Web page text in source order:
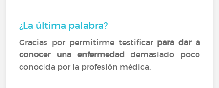
¿La última palabra?
Gracias por permitirme testificar para dar a
conocer una enfermedad demasiado poco
conocida por la profesión médica.